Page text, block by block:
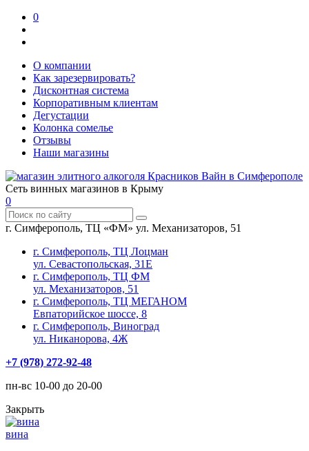
0
О компании
Как зарезервировать?
Дисконтная система
Корпоративным клиентам
Дегустации
Колонка сомелье
Отзывы
Наши магазины
Сеть винных магазинов в Крыму
0
г. Симферополь, ТЦ «ФМ» ул. Механизаторов, 51
г. Симферополь, ТЦ Лоцман
ул. Севастопольская, 31Е
г. Симферополь, ТЦ ФМ
ул. Механизаторов, 51
г. Симферополь, ТЦ МЕГАНОМ
Евпаторийское шоссе, 8
г. Симферополь, Виноград
ул. Никанорова, 4Ж
+7 (978) 272-92-48
пн-вс 10-00 до 20-00
Закрыть
вина